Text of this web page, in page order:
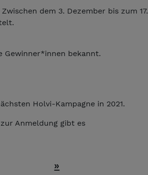
dem 3. Dezember bis zum 17.
Gewinner*innen bekannt.
Holvi-Kampagne in 2021.
Anmeldung gibt es
»